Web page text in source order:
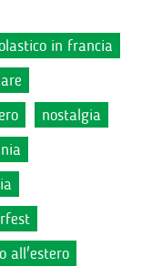
in francia
nostalgia
all'estero